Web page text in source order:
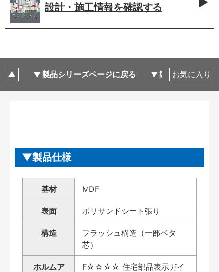
設計・施工情報を確認する
製品シリーズページに戻る 製品仕様
お気に入り
製品仕様
基材 MDF
表面 ポリサンドシート張り
構造
フラッシュ構造（一部ベタ
芯）
ホルムア
F☆☆☆☆ 住宅部品表示ガイ